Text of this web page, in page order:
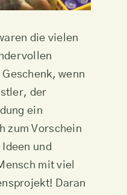
die vielen
wenn
der
ein
zum Vorschein
und
mit viel
Daran